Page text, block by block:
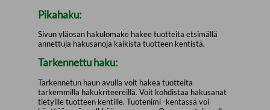
Pikahaku:
Sivun yläosan hakulomake hakee tuotteita etsimällä
annettuja hakusanoja kaikista tuotteen kentistä.
Tarkennettu haku:
Tarkennetun haun avulla voit hakea tuotteita
tarkemmilla hakukriteereillä. Voit kohdistaa hakusanat
tietyille tuotteen kentille. Tuotenimi -kentässä voi